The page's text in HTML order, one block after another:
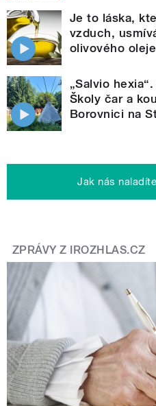
Je to láska,
vzduch,
olivového
„Salvio
Školy čar a
Borovnici na
Jak nás
ZPRÁVY Z IROZHLAS.CZ